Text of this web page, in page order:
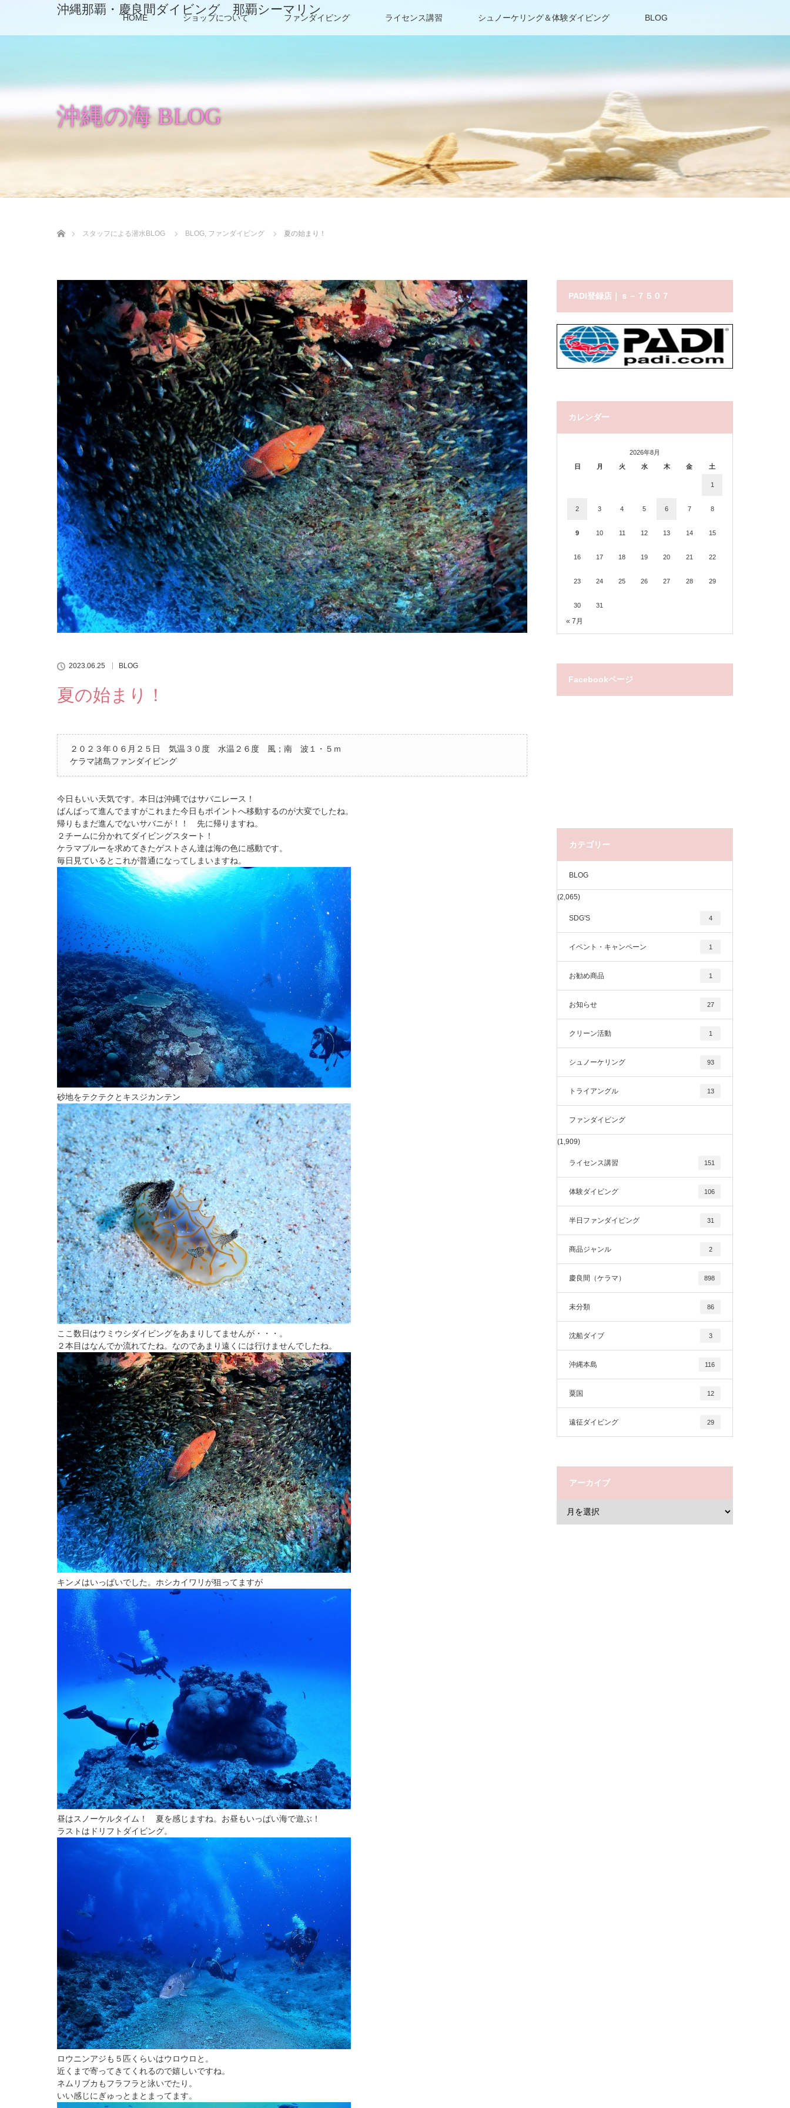
沖縄那覇・慶良間ダイビング 那覇シーマリン
HOME ショップについて ファンダイビング ライセンス講習 シュノーケリング＆体験ダイビング BLOG
沖縄の海 BLOG
スタッフによる潜水BLOG
BLOG, ファンダイビング 夏の始まり！
2023.06.25 BLOG
夏の始まり！
２０２３年０６月２５日 気温３０度 水温２６度 風；南 波１・５ｍ
ケラマ諸島ファンダイビング
今日もいい天気です。本日は沖縄ではサバニレース！
ばんばって進んでますがこれまた今日もポイントへ移動するのが大変でしたね。
帰りもまだ進んでないサバニが！！ 先に帰りますね。
２チームに分かれてダイビングスタート！
ケラマブルーを求めてきたゲストさん達は海の色に感動です。
毎日見ているとこれが普通になってしまいますね。
砂地をテクテクとキスジカンテン
ここ数日はウミウシダイビングをあまりしてませんが・・・。
２本目はなんでか流れてたね。なのであまり遠くには行けませんでしたね。
キンメはいっぱいでした。ホシカイワリが狙ってますが
昼はスノーケルタイム！ 夏を感じますね。お昼もいっぱい海で遊ぶ！
ラストはドリフトダイビング。
ロウニンアジも５匹くらいはウロウロと。
近くまで寄ってきてくれるので嬉しいですね。
ネムリブカもフラフラと泳いでたり。
いい感じにぎゅっとまとまってます。
PADI登録店｜ｓ－７５０７
カレンダー
2026年8月
日
月 火 水 木 金 土
1
2 3 4 5 6 7 8
9 10 11 12 13 14 15
16 17 18 19 20 21 22
23 24 25 26 27 28 29
30 31
« 7月
Facebookページ
カテゴリー
BLOG
(2,065)
SDG'S 4
イベント・キャンペーン 1
お勧め商品 1
お知らせ 27
クリーン活動 1
シュノーケリング 93
トライアングル 13
ファンダイビング
(1,909)
ライセンス講習 151
体験ダイビング 106
半日ファンダイビング 31
商品ジャンル 2
慶良間（ケラマ） 898
未分類 86
沈船ダイブ 3
沖縄本島 116
粟国 12
遠征ダイビング 29
アーカイブ